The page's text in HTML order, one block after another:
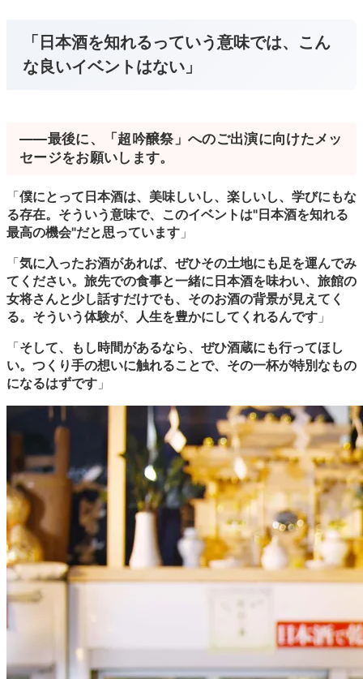
「日本酒を知れるっていう意味では、こん
な良いイベントはない」
――最後に、「超吟醸祭」へのご出演に向けたメッ
セージをお願いします。
「僕にとって日本酒は、美味しいし、楽しいし、学びにもな
る存在。そういう意味で、このイベントは"日本酒を知れる
最高の機会"だと思っています 」
「気に入ったお酒があれば、ぜひその土地にも足を運んでみ
てください。旅先での食事と一緒に日本酒を味わい、旅館の
女将さんと少し話すだけでも、そのお酒の背景が見えてく
る。そういう体験が、人生を豊かにしてくれるんです 」
「そして、もし時間があるなら、ぜひ酒蔵にも行ってほし
い。つくり手の想いに触れることで、その一杯が特別なもの
になるはずです 」